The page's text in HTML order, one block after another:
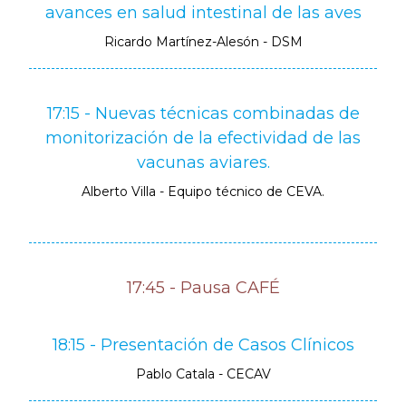
avances en salud intestinal de las aves
Ricardo Martínez-Alesón - DSM
17:15 - Nuevas técnicas combinadas de
monitorización de la efectividad de las
vacunas aviares.
Alberto Villa - Equipo técnico de CEVA.
17:45 - Pausa CAFÉ
18:15 - Presentación de Casos Clínicos
Pablo Catala - CECAV